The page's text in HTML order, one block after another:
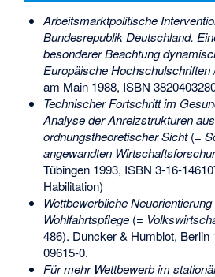
Arbeitsmarktpolitische
Bundesrepublik Deutschland.
besonderer Beachtung
Europäische Hochschulschriften
am Main 1988, ISBN
Technischer Fortschritt im
Analyse der Anreizstrukturen aus
ordnungstheoretischer Sicht(=
angewandten
Tübingen 1993, ISBN 3-16-
Habilitation)
Wettbewerbliche
Wohlfahrtspflege(=
486). Duncker & Humblot, Berlin
09615-0.
Für mehr Wettbewerb im